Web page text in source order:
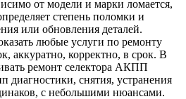
от модели и марки ломается,
степень поломки и
или обновления деталей.
любые услуги по ремонту
аккуратно, корректно, в срок. В
ремонт селектора АКПП
диагностики, снятия, устранения
с небольшими нюансами.